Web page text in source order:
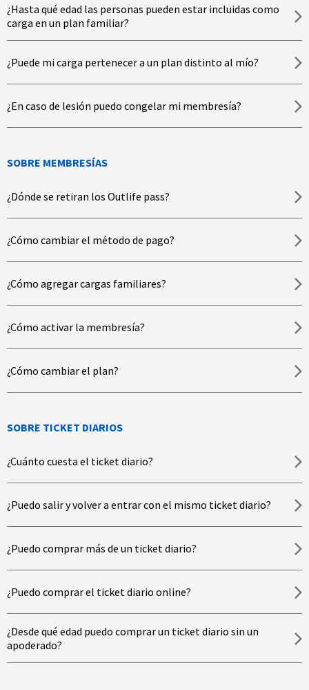
¿Hasta qué edad las personas pueden estar incluidas como
carga en un plan familiar?
¿Puede mi carga pertenecer a un plan distinto al mío?
¿En caso de lesión puedo congelar mi membresía?
SOBRE MEMBRESÍAS
¿Dónde se retiran los Outlife pass?
¿Cómo cambiar el método de pago?
¿Cómo agregar cargas familiares?
¿Cómo activar la membresía?
¿Cómo cambiar el plan?
SOBRE TICKET DIARIOS
¿Cuánto cuesta el ticket diario?
¿Puedo salir y volver a entrar con el mismo ticket diario?
¿Puedo comprar más de un ticket diario?
¿Puedo comprar el ticket diario online?
¿Desde qué edad puedo comprar un ticket diario sin un
apoderado?